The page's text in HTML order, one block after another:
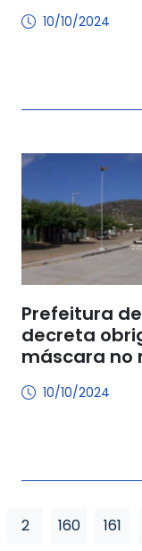
10/10/2024
Prefeitura
decreta
máscara no
10/10/2024
2 160 161